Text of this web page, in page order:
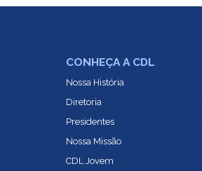
CONHEÇA A CDL
Nossa História
Diretoria
Presidentes
Nossa Missão
CDL Jovem